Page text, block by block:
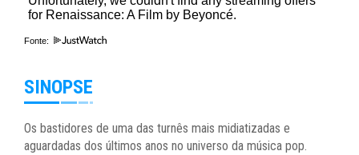
Fonte:
SINOPSE
Os bastidores de uma das turnês mais midiatizadas e
aguardadas dos últimos anos no universo da música pop.